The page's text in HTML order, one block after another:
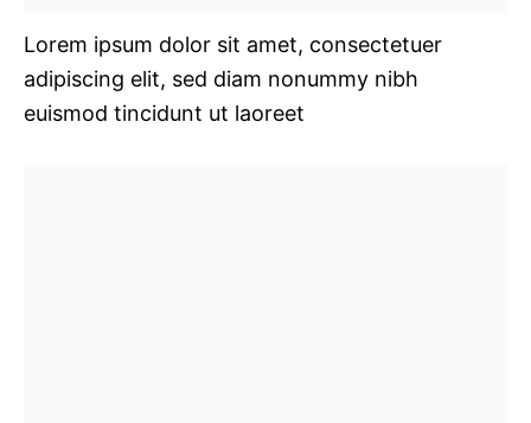
Lorem ipsum dolor sit amet, consectetuer
adipiscing elit, sed diam nonummy nibh
euismod tincidunt ut laoreet